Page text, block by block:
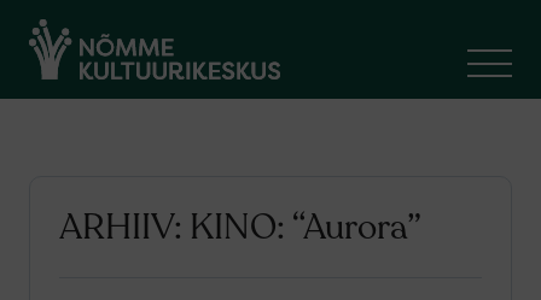
ARHIIV: KINO: “Aurora”